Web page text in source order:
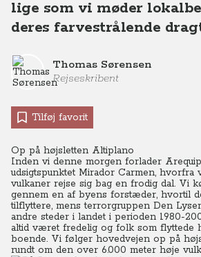
lige som vi møder
deres farvestrålende
Thomas Sørensen
Rejseskribent
Tilføj favorit
Op på højsletten Altiplano
Inden vi denne morgen forlader
udsigtspunktet Mirador Carmen, hvorfra
vulkaner rejse sig bag en frodig dal. Vi
gennem en af byens forstæder, hvortil
tilflyttere, mens terrorgruppen Den
andre steder i landet i perioden 1980-
altid været fredelig og folk som flyttede
boende. Vi følger hovedvejen op på
rundt om den over 6.000 meter høje